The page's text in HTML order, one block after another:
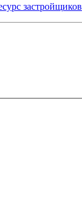
застройщиков